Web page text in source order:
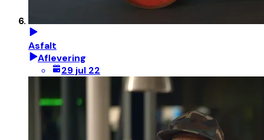
Asfalt
Aflevering
29 jul 22